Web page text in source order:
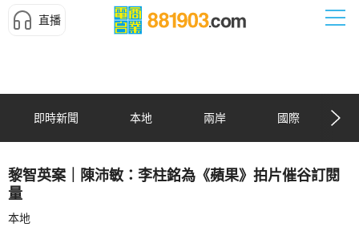
直播
即時新聞 本地 兩岸 國際
黎智英案｜陳沛敏：李柱銘為《蘋果》拍片催谷訂閱
量
本地